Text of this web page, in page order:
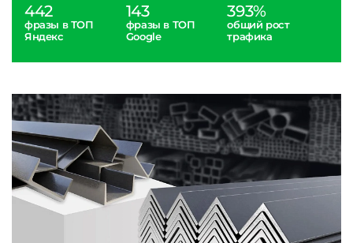
442
фразы в ТОП
Яндекс
143
фразы в ТОП
Google
393%
общий рост
трафика